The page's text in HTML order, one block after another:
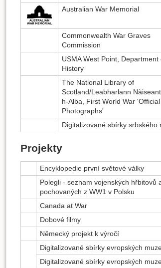
Australian War Memorial
Commonwealth War Graves
Commission
USMA West Point, Department
History
The National Library of
Scotland/Leabharlann
h-Alba, First World War 'Official
Photographs'
Digitalizované sbírky srbského
Projekty
Encyklopedie první světové války
Polegli - seznam vojenských hřbitovů
pochovaných z WW1 v Polsku
Canada at War
Dobové filmy
Německý projekt k výročí
Digitalizované sbírky evropských
Digitalizované sbírky evropských